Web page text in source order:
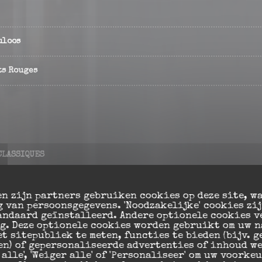
zijn partners gebruiken cookies op deze site,
van persoonsgegevens. 'Noodzakelijke' cookies
geïnstalleerd. Andere optionele cookies
Deze optionele cookies worden gebruikt om uw
sitepubliek te meten, functies te bieden (bijv.
of gepersonaliseerde advertenties of inhoud
alle', 'Weiger alle' of 'Personaliseer' om uw
Rouges